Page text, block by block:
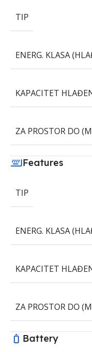
TIP
ENERG. KLASA
KAPACITET
ZA PROSTOR DO
Features
TIP
ENERG. KLASA
KAPACITET
ZA PROSTOR DO
Battery